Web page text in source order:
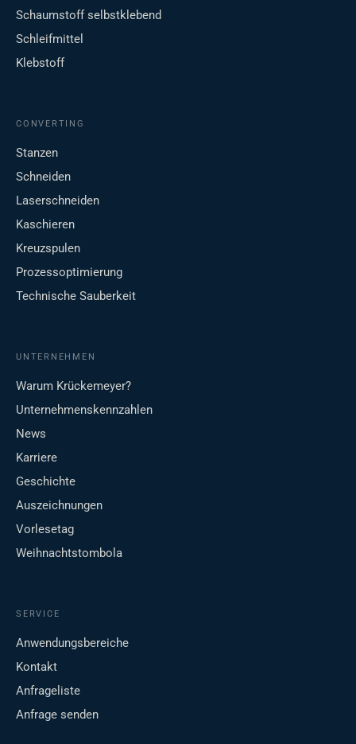
Schaumstoff selbstklebend
Schleifmittel
Klebstoff
CONVERTING
Stanzen
Schneiden
Laserschneiden
Kaschieren
Kreuzspulen
Prozessoptimierung
Technische Sauberkeit
UNTERNEHMEN
Warum Krückemeyer?
Unternehmenskennzahlen
News
Karriere
Geschichte
Auszeichnungen
Vorlesetag
Weihnachtstombola
SERVICE
Anwendungsbereiche
Kontakt
Anfrageliste
Anfrage senden